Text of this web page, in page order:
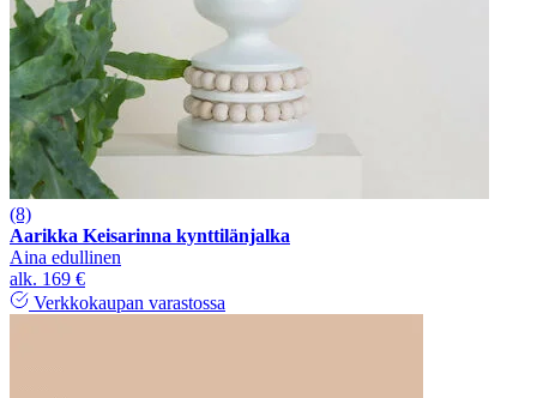
(8)
Aarikka Keisarinna kynttilänjalka
Aina edullinen
alk. 169 €
Verkkokaupan varastossa